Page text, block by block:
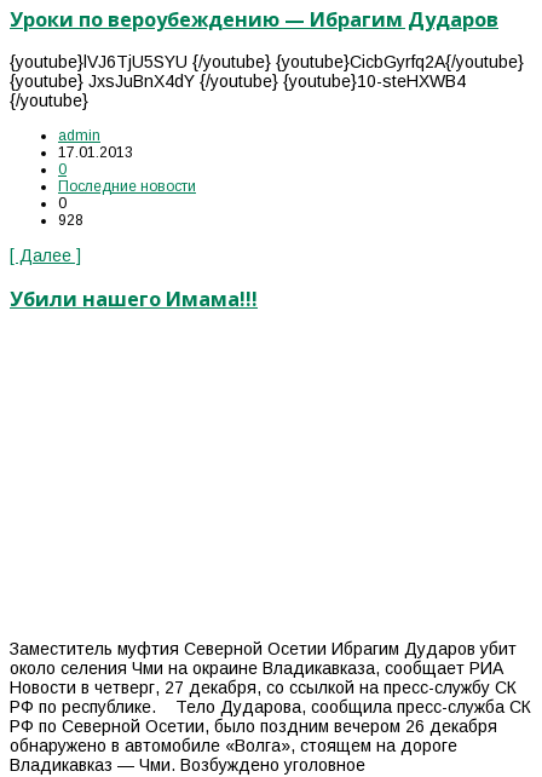
Уроки по вероубеждению — Ибрагим Дударов
{youtube}lVJ6TjU5SYU {/youtube} {youtube}CicbGyrfq2A{/youtube}
{youtube} JxsJuBnX4dY {/youtube} {youtube}10-steHXWB4
{/youtube}
admin
17.01.2013
0
Последние новости
0
928
[ Далее ]
Убили нашего Имама!!!
Заместитель муфтия Северной Осетии Ибрагим Дударов убит
около селения Чми на окраине Владикавказа, сообщает РИА
Новости в четверг, 27 декабря, со ссылкой на пресс-службу СК
РФ по республике. Тело Дударова, сообщила пресс-служба СК
РФ по Северной Осетии, было поздним вечером 26 декабря
обнаружено в автомобиле «Волга», стоящем на дороге
Владикавказ — Чми. Возбуждено уголовное